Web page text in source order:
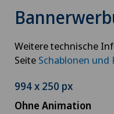
Weitere technische
Seite Schablonen und
994 x 250 px
Ohne Animation